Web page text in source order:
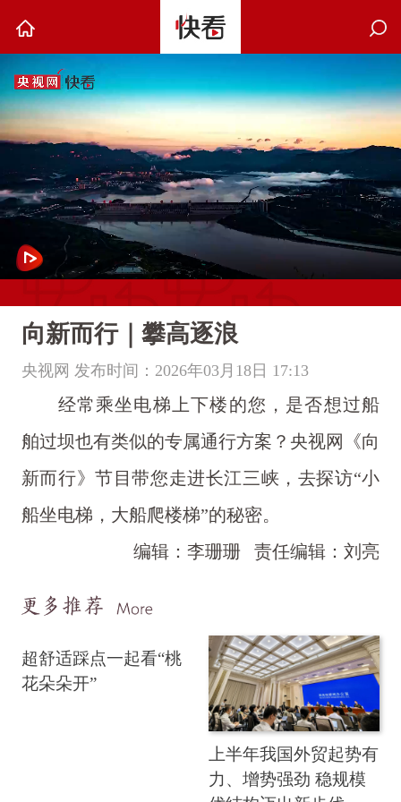
向新而行｜攀高逐浪
央视网 发布时间：2026年03月18日 17:13
经常乘坐电梯上下楼的您，是否想过船
舶过坝也有类似的专属通行方案？央视网《向
新而行》节目带您走进长江三峡，去探访“小
船坐电梯，大船爬楼梯”的秘密。
编辑：李珊珊
责任编辑：刘亮
超舒适踩点一起看“桃
花朵朵开”
上半年我国外贸起势有
力、增势强劲 稳规模